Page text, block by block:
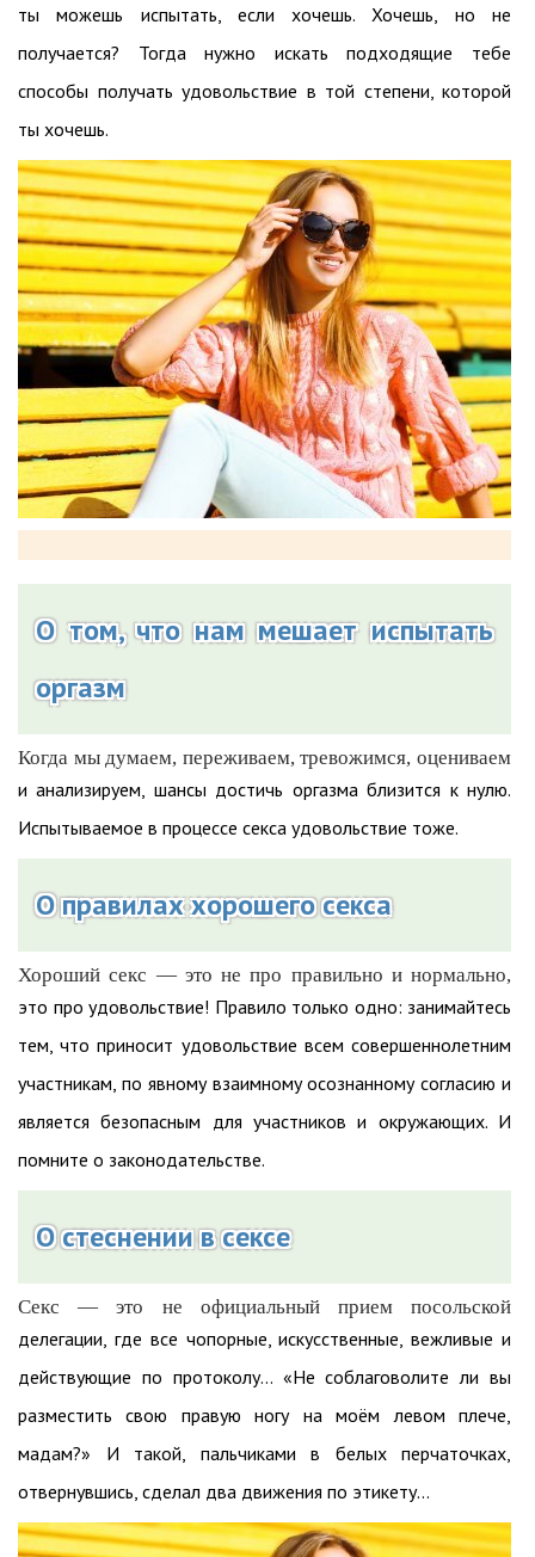
ты можешь испытать, если хочешь. Хочешь, но не
получается? Тогда нужно искать подходящие тебе
способы получать удовольствие в той степени, которой
ты хочешь.
О том, что нам мешает испытать
оргазм
Когда мы думаем, переживаем, тревожимся, оцениваем
и анализируем, шансы достичь оргазма близится к нулю.
Испытываемое в процессе секса удовольствие тоже.
О правилах хорошего секса
Хороший секс — это не про правильно и нормально,
это про удовольствие! Правило только одно: занимайтесь
тем, что приносит удовольствие всем совершеннолетним
участникам, по явному взаимному осознанному согласию и
является безопасным для участников и окружающих. И
помните о законодательстве.
О стеснении в сексе
Секс — это не официальный прием посольской
делегации, где все чопорные, искусственные, вежливые и
действующие по протоколу... «Не соблаговолите ли вы
разместить свою правую ногу на моём левом плече,
мадам?» И такой, пальчиками в белых перчаточках,
отвернувшись, сделал два движения по этикету...